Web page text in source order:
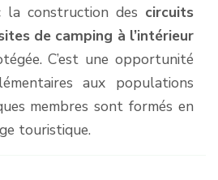
la construction des circuits
de camping à l’intérieur
C’est une opportunité
aux populations
membres sont formés en
touristique.